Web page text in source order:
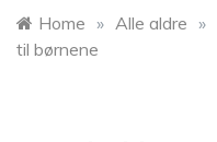
Home » Alle aldre »
til børnene